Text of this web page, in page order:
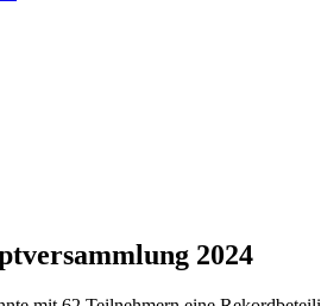
2024